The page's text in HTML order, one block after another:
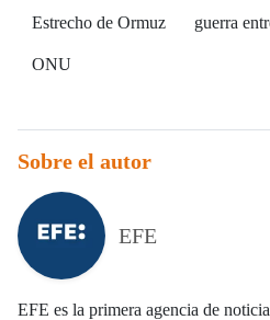
Estrecho de Ormuz guerra
ONU
Sobre el autor
EFE
EFE es la primera agencia de